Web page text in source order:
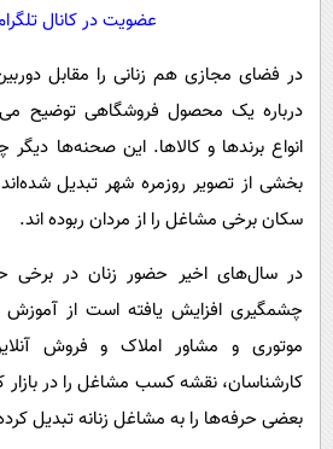
عضویت در کانال
در فضای مجازی هم زنانی را مقابل
درباره یک محصول فروشگاهی توضیح
انواع برندها و کالاها. این صحنه‌ها
بخشی از تصویر روزمره شهر تبدیل
سکان برخی مشاغل را از مردان ربوده اند.
در سال‌های اخیر حضور زنان در
چشمگیری افزایش یافته است از آموزش
موتوری و مشاور املاک و فروش
کارشناسان، نقشه کسب مشاغل را در بازار
بعضی حرفه‌ها را به مشاغل زنانه تبدیل